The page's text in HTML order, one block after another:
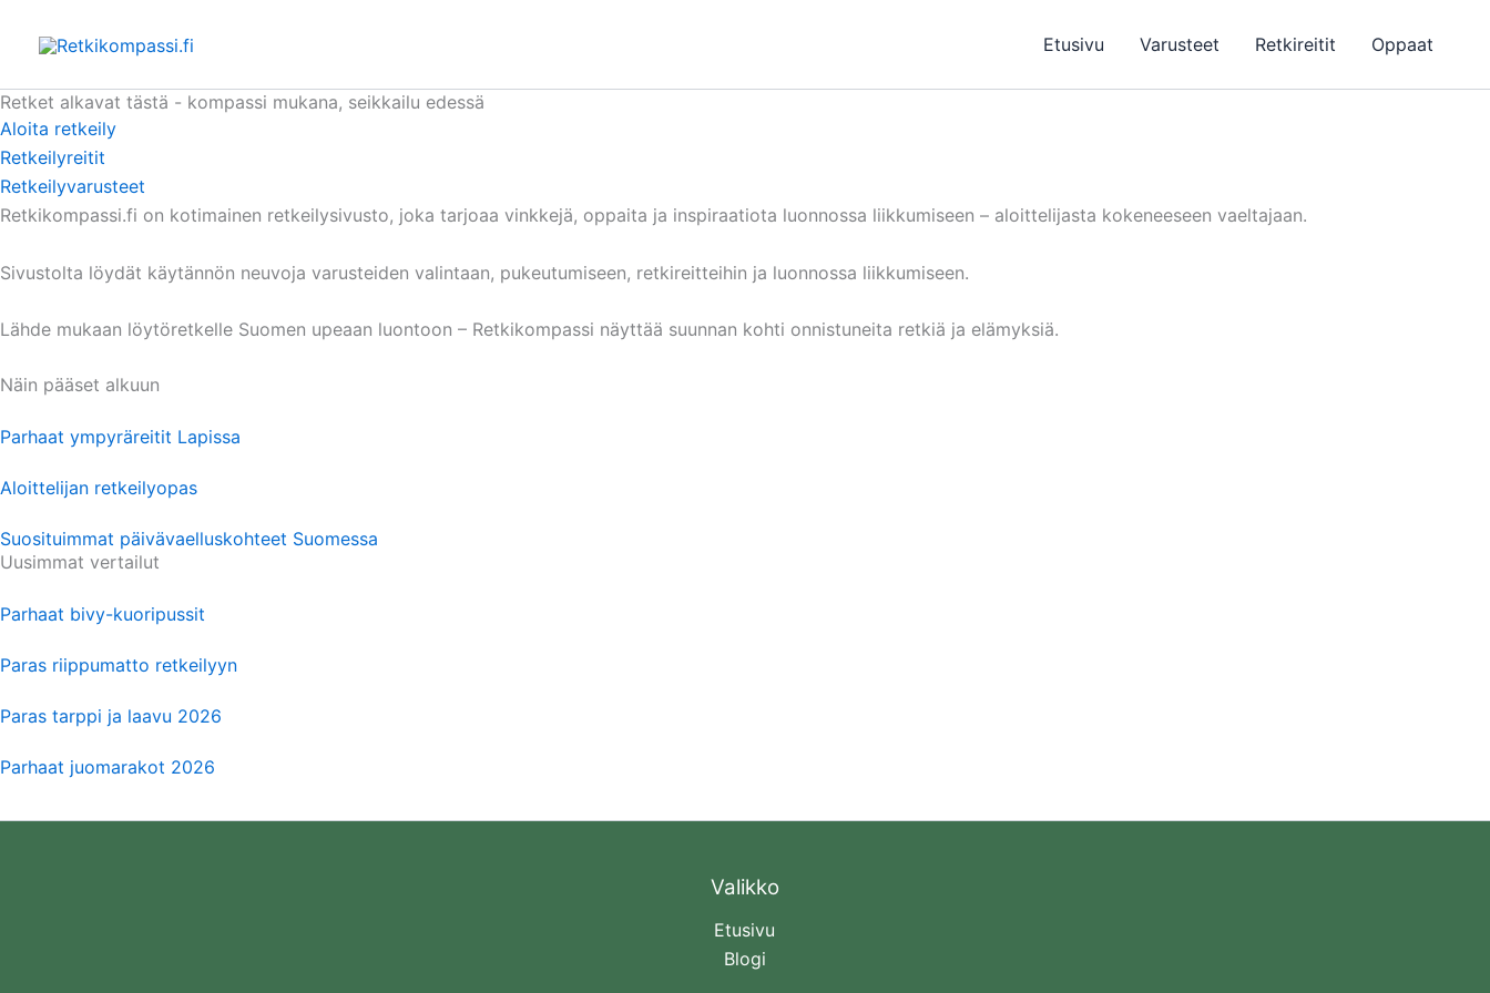
sisältöön
Etusivu Varusteet Retkireitit Oppaat
Retket alkavat tästä - kompassi mukana, seikkailu edessä
Aloita retkeily
Retkeilyreitit
Retkeilyvarusteet
Retkikompassi.fi on kotimainen retkeilysivusto, joka tarjoaa vinkkejä, oppaita ja inspiraatiota luonnossa liikkumiseen – aloittelijasta kokeneeseen vaeltajaan.
Sivustolta löydät käytännön neuvoja varusteiden valintaan, pukeutumiseen, retkireitteihin ja luonnossa liikkumiseen.
Lähde mukaan löytöretkelle Suomen upeaan luontoon – Retkikompassi näyttää suunnan kohti onnistuneita retkiä ja elämyksiä.
Näin pääset alkuun
Parhaat ympyräreitit Lapissa
Aloittelijan retkeilyopas
Suosituimmat päivävaelluskohteet Suomessa
Uusimmat vertailut
Parhaat bivy-kuoripussit
Paras riippumatto retkeilyyn
Paras tarppi ja laavu 2026
Parhaat juomarakot 2026
Valikko
Etusivu
Blogi